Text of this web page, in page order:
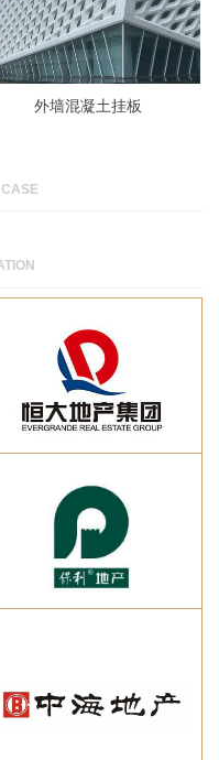
外墙混凝土挂板
CASE